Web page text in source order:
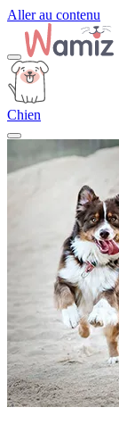
Aller au contenu
Chien